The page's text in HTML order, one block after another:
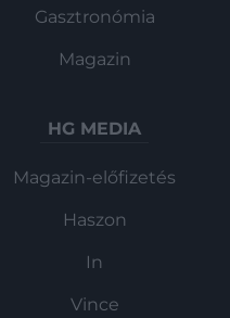
Gasztronómia
Magazin
HG MEDIA
Magazin-előfizetés
Haszon
In
Vince